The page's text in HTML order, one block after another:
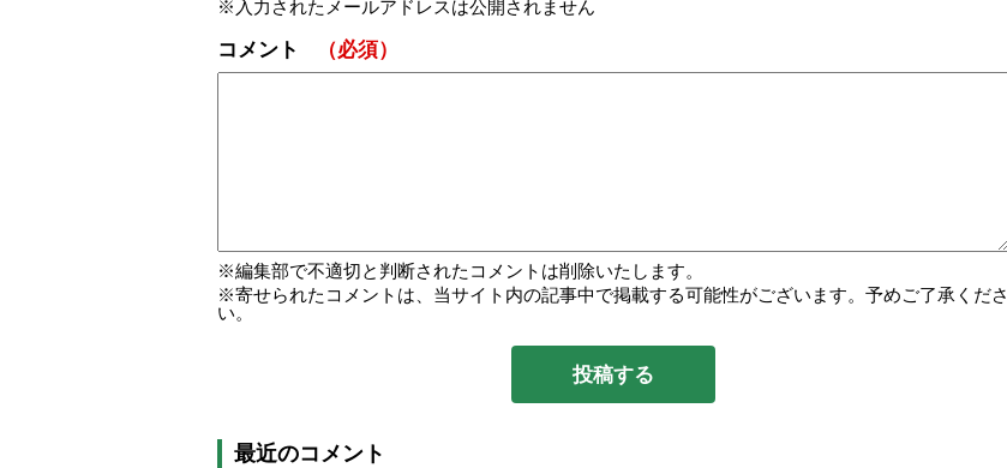
いのは重々承知していましたが、もう少し…、あと少し…と更なる限界に挑みまし
た。
「せめてマンションの買い替えが終わるまでは」と心で手を合わせながら、兄を毎日
会社に送り込んだわたくしを、社長様はどれだけ“厚かましい妹”と思ったことでしょ
思えば、社長様との攻防は、兄が認知症と診断された頃から
入力されたメールアドレスは公開されません
コメント （必須）
編集部で不適切と判断されたコメントは削除いたします。
寄せられたコメントは、当サイト内の記事中で掲載する可能性がございます。予めご了承くださ
い。
最近のコメント